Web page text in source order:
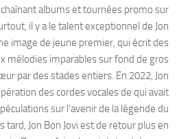
albums et tournées promo sur
il y a le talent exceptionnel de Jon
image de jeune premier, qui écrit des
mélodies imparables sur fond de gros
par des stades entiers. En 2022, Jon
des cordes vocales de qui avait
sur l’avenir de la légende du
tard, Jon Bon Jovi est de retour plus en